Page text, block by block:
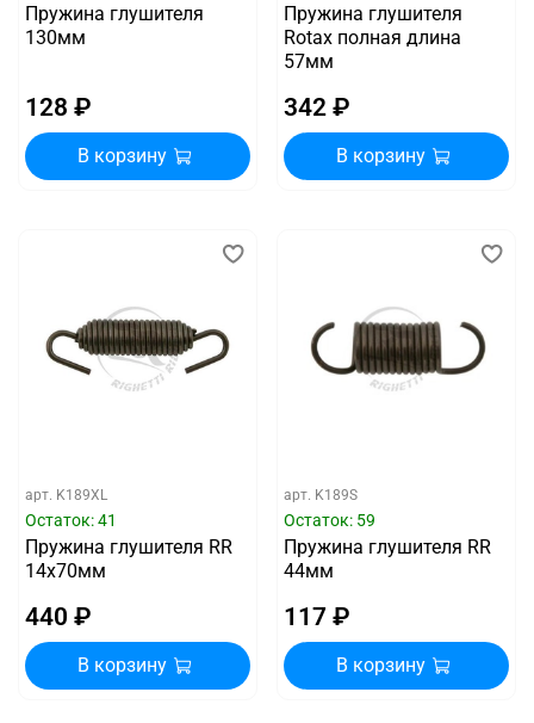
Пружина глушителя
130мм
128 ₽
В корзину
Пружина глушителя
Rotax полная длина
57мм
342 ₽
В корзину
арт. K189XL
Остаток: 41
Пружина глушителя RR
14х70мм
440 ₽
В корзину
арт. K189S
Остаток: 59
Пружина глушителя RR
44мм
117 ₽
В корзину